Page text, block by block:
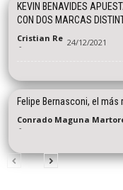
KEVIN BENAVIDES
CON DOS MARCAS
Cristian Re
- 24/12/2021
Felipe Bernasconi, el más
Conrado Maguna
-